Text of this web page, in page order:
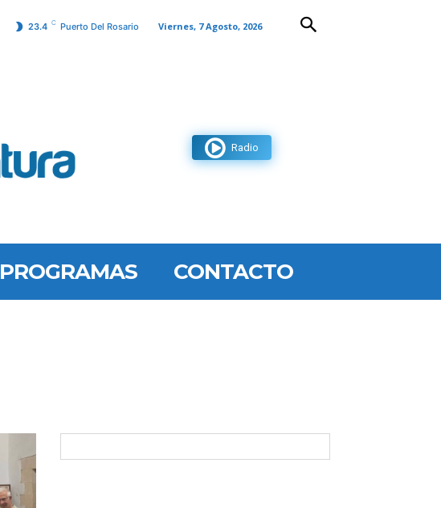
23.4 C Puerto Del Rosario Viernes, 7 Agosto, 2026
Radio
PROGRAMAS CONTACTO